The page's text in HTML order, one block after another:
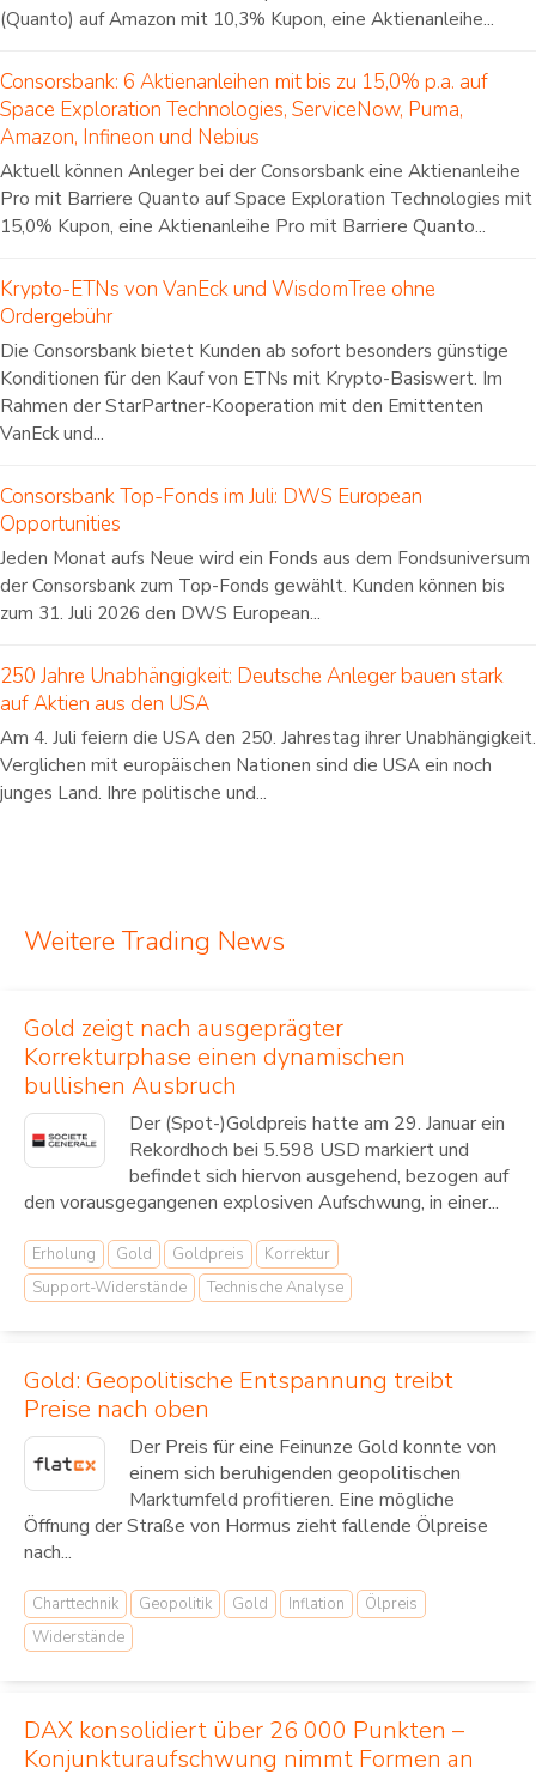
(Quanto) auf Amazon mit 10,3% Kupon, eine Aktienanleihe...
Consorsbank: 6 Aktienanleihen mit bis zu 15,0% p.a. auf
Space Exploration Technologies, ServiceNow, Puma,
Amazon, Infineon und Nebius
Aktuell können Anleger bei der Consorsbank eine Aktienanleihe
Pro mit Barriere Quanto auf Space Exploration Technologies mit
15,0% Kupon, eine Aktienanleihe Pro mit Barriere Quanto...
Krypto-ETNs von VanEck und WisdomTree ohne
Ordergebühr
Die Consorsbank bietet Kunden ab sofort besonders günstige
Konditionen für den Kauf von ETNs mit Krypto-Basiswert. Im
Rahmen der StarPartner-Kooperation mit den Emittenten
VanEck und...
Consorsbank Top-Fonds im Juli: DWS European
Opportunities
Jeden Monat aufs Neue wird ein Fonds aus dem Fondsuniversum
der Consorsbank zum Top-Fonds gewählt. Kunden können bis
zum 31. Juli 2026 den DWS European...
250 Jahre Unabhängigkeit: Deutsche Anleger bauen stark
auf Aktien aus den USA
Am 4. Juli feiern die USA den 250. Jahrestag ihrer Unabhängigkeit.
Verglichen mit europäischen Nationen sind die USA ein noch
junges Land. Ihre politische und...
Weitere Trading News
Gold zeigt nach ausgeprägter
Korrekturphase einen dynamischen
bullishen Ausbruch
Der (Spot-)Goldpreis hatte am 29. Januar ein
Rekordhoch bei 5.598 USD markiert und
befindet sich hiervon ausgehend, bezogen auf
den vorausgegangenen explosiven Aufschwung, in einer...
Erholung Gold Goldpreis
Korrektur
Support-Widerstände
Technische Analyse
Gold: Geopolitische Entspannung treibt
Preise nach oben
Der Preis für eine Feinunze Gold konnte von
einem sich beruhigenden geopolitischen
Marktumfeld profitieren. Eine mögliche
Öffnung der Straße von Hormus zieht fallende Ölpreise
nach...
Charttechnik Geopolitik Gold Inflation
Ölpreis
Widerstände
DAX konsolidiert über 26 000 Punkten –
Konjunkturaufschwung nimmt Formen an